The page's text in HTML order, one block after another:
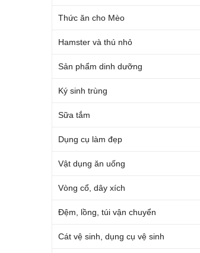
Thức ăn cho Mèo
Hamster và thú nhỏ
Sản phẩm dinh dưỡng
Ký sinh trùng
Sữa tắm
Dụng cụ làm đẹp
Vật dụng ăn uống
Vòng cổ, dây xích
Đệm, lồng, túi vận chuyển
Cát vệ sinh, dụng cụ vệ sinh